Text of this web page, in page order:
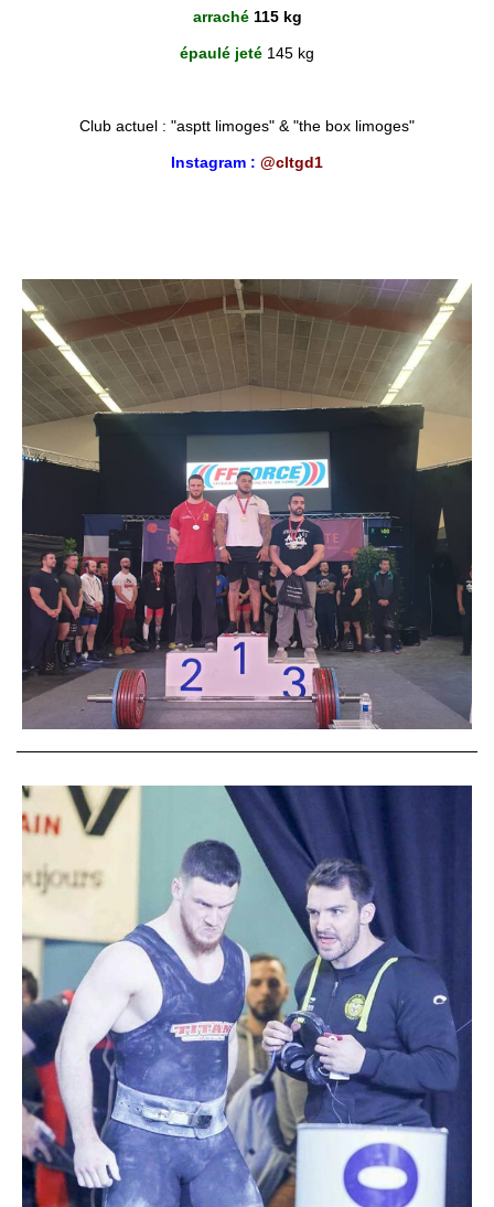
arraché 115 kg
épaulé jeté 145 kg
Club actuel : "asptt limoges" & "the box limoges"
Instagram : @cltgd1